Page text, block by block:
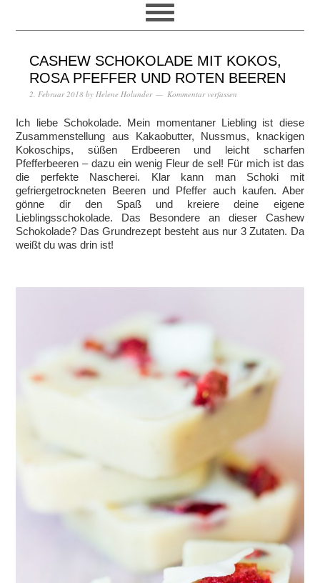
CASHEW SCHOKOLADE MIT KOKOS,
ROSA PFEFFER UND ROTEN BEEREN
2. Februar 2018by Helene Holunder Kommentar verfassen
Ich liebe Schokolade. Mein momentaner Liebling ist diese
Zusammenstellung aus Kakaobutter, Nussmus, knackigen
Kokoschips, süßen Erdbeeren und leicht scharfen
Pfefferbeeren – dazu ein wenig Fleur de sel! Für mich ist das
die perfekte Nascherei. Klar kann man Schoki mit
gefriergetrockneten Beeren und Pfeffer auch kaufen. Aber
gönne dir den Spaß und kreiere deine eigene
Lieblingsschokolade. Das Besondere an dieser Cashew
Schokolade? Das Grundrezept besteht aus nur 3 Zutaten. Da
weißt du was drin ist!